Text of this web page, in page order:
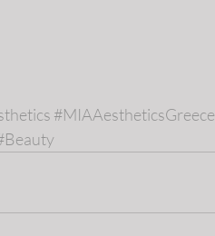
#MIAAestheticsGreece